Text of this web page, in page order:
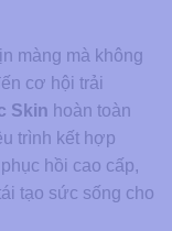
màng mà không
cơ hội trải
Skin hoàn toàn
trình kết hợp
hồi cao cấp,
tạo sức sống cho